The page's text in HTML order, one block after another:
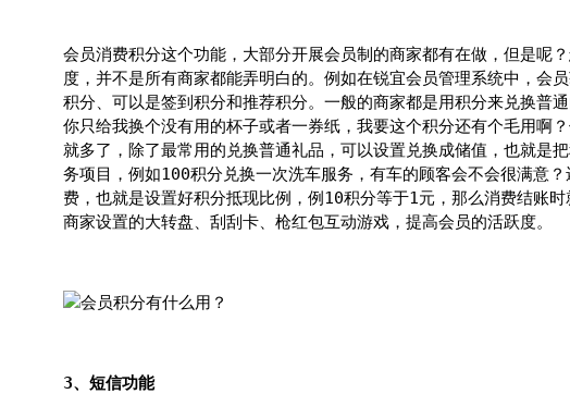
会员消费积分这个功能，大部分开展会员制的商家都有在做，但是呢
度，并不是所有商家都能弄明白的。例如在锐宜会员管理系统中，会
积分、可以是签到积分和推荐积分。一般的商家都是用积分来兑换普
你只给我换个没有用的杯子或者一券纸，我要这个积分还有个毛用啊
就多了，除了最常用的兑换普通礼品，可以设置兑换成储值，也就是
务项目，例如100积分兑换一次洗车服务，有车的顾客会不会很满意
费，也就是设置好积分抵现比例，例10积分等于1元，那么消费结账
商家设置的大转盘、刮刮卡、枪红包互动游戏，提高会员的活跃度。
3、短信功能